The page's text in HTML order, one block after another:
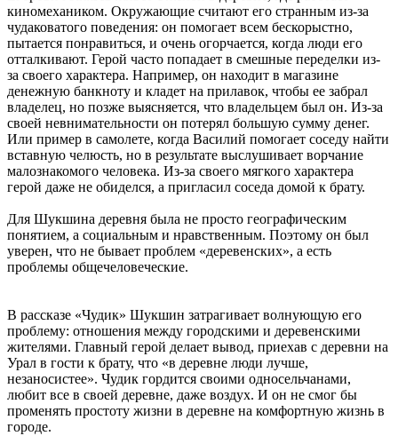
киномехаником. Окружающие считают его странным из-за
чудаковатого поведения: он помогает всем бескорыстно,
пытается понравиться, и очень огорчается, когда люди его
отталкивают. Герой часто попадает в смешные переделки из-
за своего характера. Например, он находит в магазине
денежную банкноту и кладет на прилавок, чтобы ее забрал
владелец, но позже выясняется, что владельцем был он. Из-за
своей невнимательности он потерял большую сумму денег.
Или пример в самолете, когда Василий помогает соседу найти
вставную челюсть, но в результате выслушивает ворчание
малознакомого человека. Из-за своего мягкого характера
герой даже не обиделся, а пригласил соседа домой к брату.
Для Шукшина деревня была не просто географическим
понятием, а социальным и нравственным. Поэтому он был
уверен, что не бывает проблем «деревенских», а есть
проблемы общечеловеческие.
В рассказе «Чудик» Шукшин затрагивает волнующую его
проблему: отношения между городскими и деревенскими
жителями. Главный герой делает вывод, приехав с деревни на
Урал в гости к брату, что «в деревне люди лучше,
незаносистее». Чудик гордится своими односельчанами,
любит все в своей деревне, даже воздух. И он не смог бы
променять простоту жизни в деревне на комфортную жизнь в
городе.